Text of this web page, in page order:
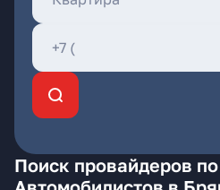
Поиск провайдеров